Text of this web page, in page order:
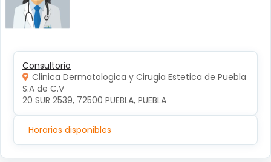
Consultorio
Clinica Dermatologica y Cirugia Estetica de Puebla
S.A de C.V
20 SUR 2539, 72500 PUEBLA, PUEBLA
Horarios disponibles